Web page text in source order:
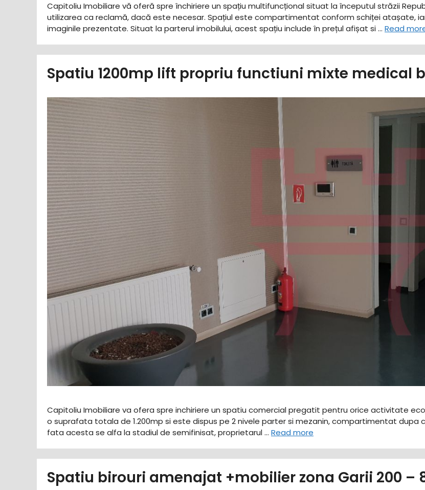
Capitoliu Imobiliare vă oferă spre închiriere un spațiu multifuncțional situat la începutul străzii
utilizarea ca reclamă, dacă este necesar. Spațiul este compartimentat conform schiței atașate,
imaginile prezentate. Situat la parterul imobilului, acest spațiu include în prețul afișat si … Read
Spatiu 1200mp lift propriu functiuni mixte medical
Capitoliu Imobiliare va ofera spre inchiriere un spatiu comercial pregatit pentru orice activitate
o suprafata totala de 1.200mp si este dispus pe 2 nivele parter si mezanin, compartimentat
fata acesta se alfa la stadiul de semifinisat, proprietarul … Read more
Spatiu birouri amenajat +mobilier zona Garii 200